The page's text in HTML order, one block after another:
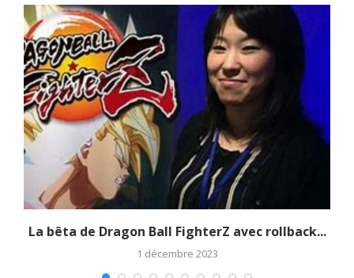
La bêta de Dragon Ball FighterZ avec rollback...
1 décembre 2023